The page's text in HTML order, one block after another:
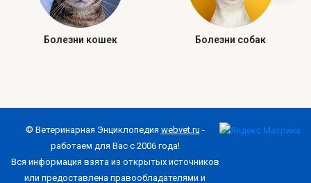
Болезни кошек Болезни собак
© Ветеринарная Энциклопедия webvet.ru -
работаем для Вас с 2006 года!
Вся информация взята из открытых источников
или предоставлена правообладателями и